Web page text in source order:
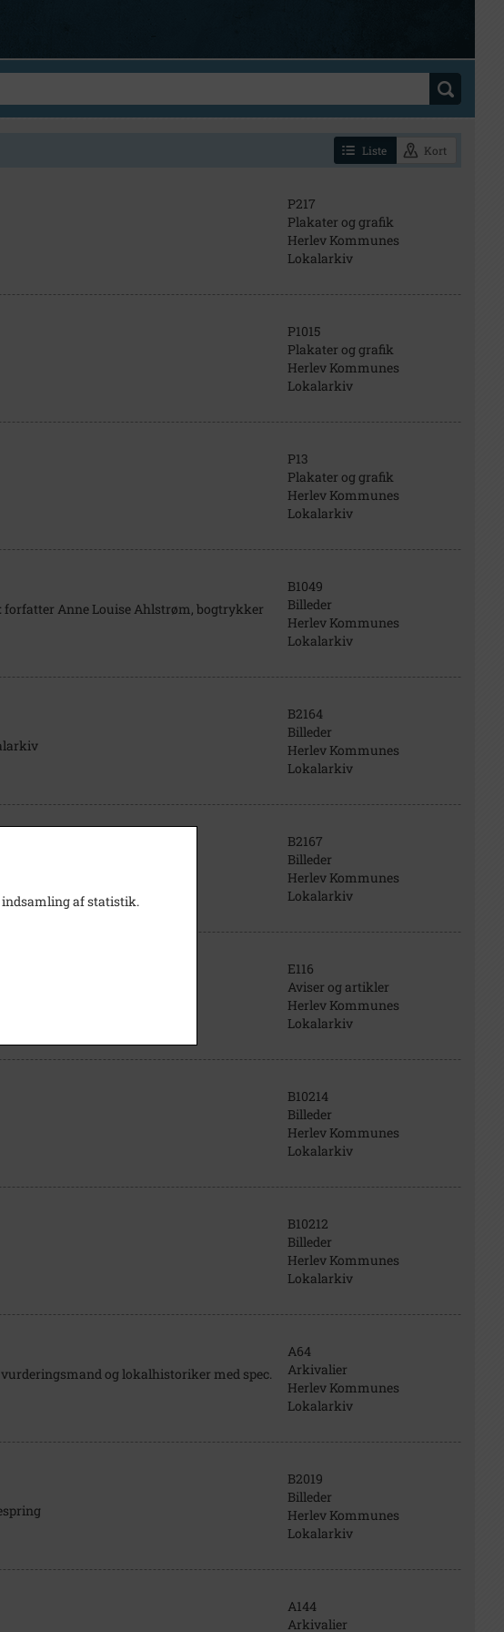
Liste Kort
P217
Plakater og grafik
Herlev Kommunes
Lokalarkiv
P1015
Plakater og grafik
Herlev Kommunes
Lokalarkiv
P13
Plakater og grafik
Herlev Kommunes
Lokalarkiv
forfatter Anne Louise Ahlstrøm, bogtrykker
B1049
Billeder
Herlev Kommunes
Lokalarkiv
B2164
Billeder
Herlev Kommunes
Lokalarkiv
B2167
Billeder
Herlev Kommunes
Lokalarkiv
E116
Aviser og artikler
Herlev Kommunes
Lokalarkiv
B10214
Billeder
Herlev Kommunes
Lokalarkiv
B10212
Billeder
Herlev Kommunes
Lokalarkiv
og lokalhistoriker med spec.
A64
Arkivalier
Herlev Kommunes
Lokalarkiv
B2019
Billeder
Herlev Kommunes
Lokalarkiv
A144
Arkivalier
indsamling af statistik.